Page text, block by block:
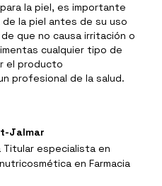
la piel, es importante
la piel antes de su uso
que no causa irritación o
cualquier tipo de
el producto
profesional de la salud.
Jalmar
Titular especialista en
en Farmacia